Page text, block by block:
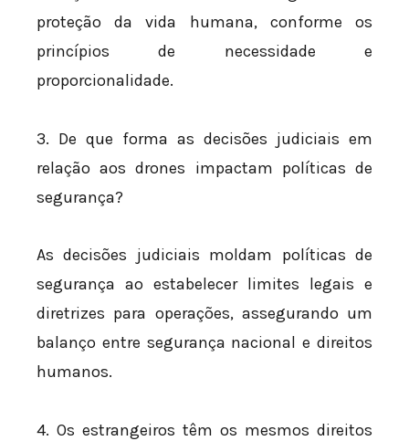
proteção da vida humana, conforme os
princípios de necessidade e
proporcionalidade.
3. De que forma as decisões judiciais em
relação aos drones impactam políticas de
segurança?
As decisões judiciais moldam políticas de
segurança ao estabelecer limites legais e
diretrizes para operações, assegurando um
balanço entre segurança nacional e direitos
humanos.
4. Os estrangeiros têm os mesmos direitos